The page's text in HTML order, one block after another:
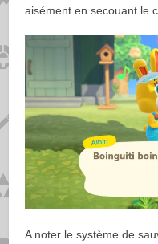
aisément en secouant le
A noter le système de